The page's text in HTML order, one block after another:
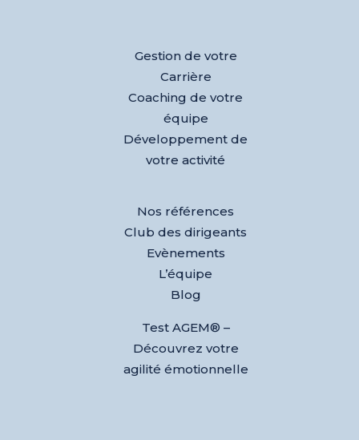
Gestion de votre
Carrière
Coaching de votre
équipe
Développement de
votre activité
Nos références
Club des dirigeants
Evènements
L’équipe
Blog
Test AGEM® –
Découvrez votre
agilité émotionnelle